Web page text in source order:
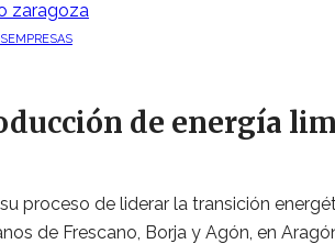
EMPRESAS
de energía
proceso de liderar la transición
de Frescano, Borja y Agón, en